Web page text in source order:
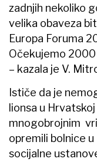
zadnjih nekoliko
velika obaveza
Europa Foruma
Očekujemo 2000
– kazala je V.
Ističe da je
lionsa u
mnogobrojnim
opremili bolnice
socijalne